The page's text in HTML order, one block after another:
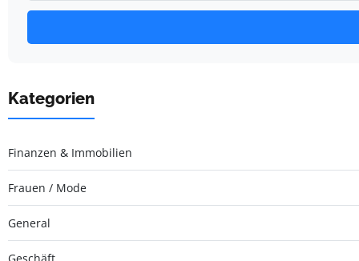
Kategorien
Finanzen & Immobilien
Frauen / Mode
General